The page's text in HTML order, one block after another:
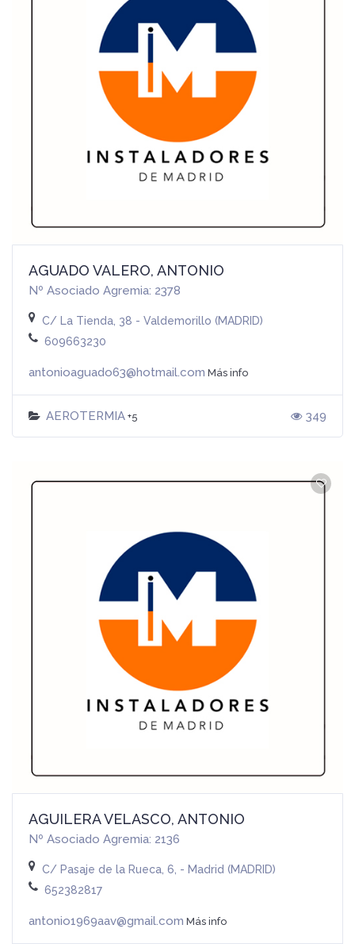
AGUADO VALERO, ANTONIO
Nº Asociado Agremia: 2378
C/ La Tienda, 38 - Valdemorillo (MADRID)
609663230
antonioaguado63@hotmail.com Más info
AEROTERMIA +5 349
AGUILERA VELASCO, ANTONIO
Nº Asociado Agremia: 2136
C/ Pasaje de la Rueca, 6, - Madrid (MADRID)
652382817
antonio1969aav@gmail.com Más info